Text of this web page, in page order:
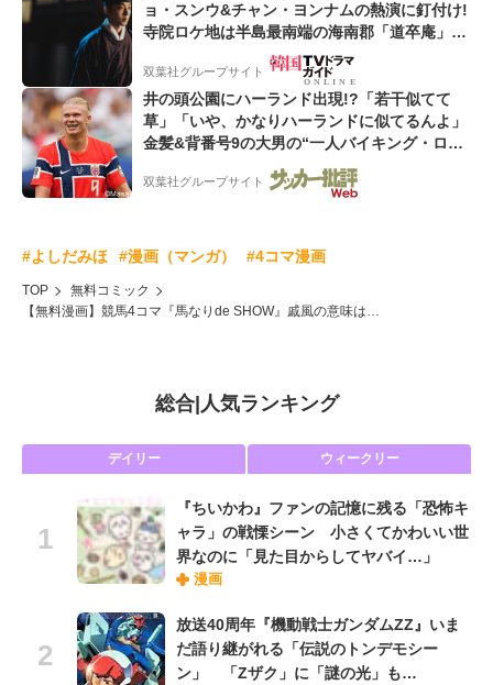
ョ・スンウ&チャン・ヨンナムの熱演に釘付け!
寺院ロケ地は半島最南端の海南郡「道卒庵」
【韓ドラから始める韓国旅行】
双葉社グループサイト
井の頭公園にハーランド出現!?「若干似てて
草」「いや、かなりハーランドに似てるんよ」
金髪&背番号9の大男の“一人バイキング・ロ
ー”映像が話題!「元気をもらった」
双葉社グループサイト
#よしだみほ #漫画（マンガ） #4コマ漫画
TOP
無料コミック
【無料漫画】競馬4コマ『馬なりde SHOW』戚風の意味は…
総合| 人気ランキング
デイリー ウィークリー
『ちいかわ』ファンの記憶に残る「恐怖キ
ャラ」の戦慄シーン 小さくてかわいい世
界なのに「見た目からしてヤバイ…」
漫画
放送40周年『機動戦士ガンダムZZ』いま
だ語り継がれる「伝説のトンデモシー
ン」 「Zザク」に「謎の光」も…